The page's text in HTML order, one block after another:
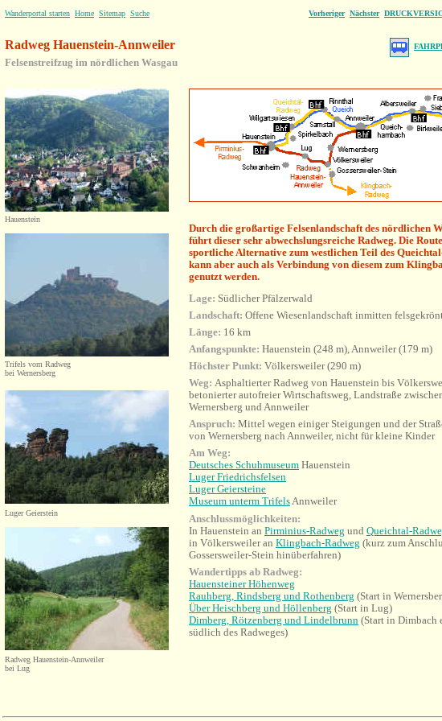
Wanderportal starten Home Sitemap Suche Vorheriger Nächster
Radweg Hauenstein-Annweiler
Felsenstreifzug im nördlichen Wasgau
Hauenstein
Trifels vom Radweg
bei Wernersberg
Luger Geierstein
Radweg Hauenstein-Annweiler
bei Lug
Durch die großartige Felsenlandschaft des nördlichen
führt dieser sehr abwechslungsreiche Radweg. Die
sportliche Alternative zum westlichen Teil des
kann aber auch als Verbindung von diesem zum
genutzt werden.
Lage: Südlicher Pfälzerwald
Landschaft: Offene Wiesenlandschaft inmitten
Länge: 16 km
Anfangspunkte: Hauenstein (248 m), Annweiler (179 m)
Höchster Punkt: Völkersweiler (290 m)
Weg: Asphaltierter Radweg von Hauenstein bis
betonierter autofreier Wirtschaftsweg, Landstraße
Wernersberg und Annweiler
Anspruch: Mittel wegen einiger Steigungen und der
von Wernersberg nach Annweiler, nicht für kleine Kinder
Am Weg:
Deutsches Schuhmuseum Hauenstein
Luger Friedrichsfelsen
Luger Geiersteine
Museum unterm TrifelsAnnweiler
Anschlussmöglichkeiten:
In Hauenstein an Pirminius-Radweg und Queichtal-
in Völkersweiler an Klingbach-Radweg (kurz zum
Gossersweiler-Stein hinüberfahren)
Wandertipps ab Radweg:
Hauensteiner Höhenweg
Rauhberg, Rindsberg und Rothenberg (Start in
Über Heischberg und Höllenberg (Start in Lug)
Dimberg, Rötzenberg und Lindelbrunn (Start in Dimbach
südlich des Radweges)